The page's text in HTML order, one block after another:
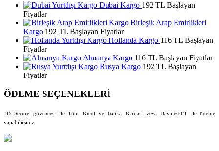
Dubai Kargo 192 TL Başlayan
Fiyatlar
Birleşik Arap Emirlikleri
Kargo 192 TL Başlayan Fiyatlar
Hollanda Kargo 116 TL Başlayan
Fiyatlar
Almanya Kargo 116 TL Başlayan Fiyatlar
Rusya Kargo 192 TL Başlayan
Fiyatlar
ÖDEME SEÇENEKLERİ
3D Secure güvencesi ile Tüm Kredi ve Banka Kartları veya Havale/EFT ile ödeme
yapabilirsiniz.